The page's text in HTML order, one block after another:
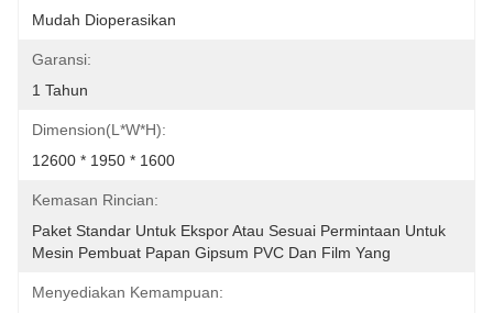
Mudah Dioperasikan
Garansi:
1 Tahun
Dimension(L*W*H):
12600 * 1950 * 1600
Kemasan Rincian:
Paket Standar Untuk Ekspor Atau Sesuai Permintaan Untuk
Mesin Pembuat Papan Gipsum PVC Dan Film Yang
Menyediakan Kemampuan: